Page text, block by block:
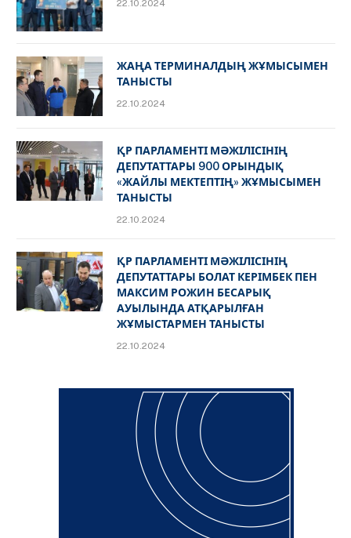
22.10.2024
ЖАҢА ТЕРМИНАЛДЫҢ ЖҰМЫСЫМЕН
ТАНЫСТЫ
22.10.2024
ҚР ПАРЛАМЕНТІ МӘЖІЛІСІНІҢ
ДЕПУТАТТАРЫ 900 ОРЫНДЫҚ
«ЖАЙЛЫ МЕКТЕПТІҢ» ЖҰМЫСЫМЕН
ТАНЫСТЫ
22.10.2024
ҚР ПАРЛАМЕНТІ МӘЖІЛІСІНІҢ
ДЕПУТАТТАРЫ БОЛАТ КЕРІМБЕК ПЕН
МАКСИМ РОЖИН БЕСАРЫҚ
АУЫЛЫНДА АТҚАРЫЛҒАН
ЖҰМЫСТАРМЕН ТАНЫСТЫ
22.10.2024